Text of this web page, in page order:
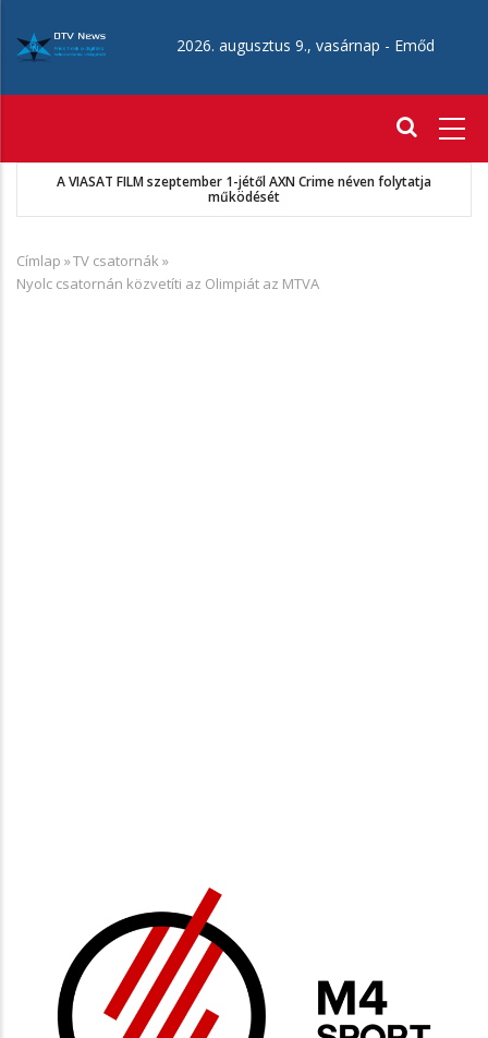
tartalomra
2026. augusztus 9., vasárnap - Emőd
MKSZ-Sport TV megállapodás
Morzsa
Címlap »TV csatornák »
Nyolc csatornán közvetíti az Olimpiát az MTVA